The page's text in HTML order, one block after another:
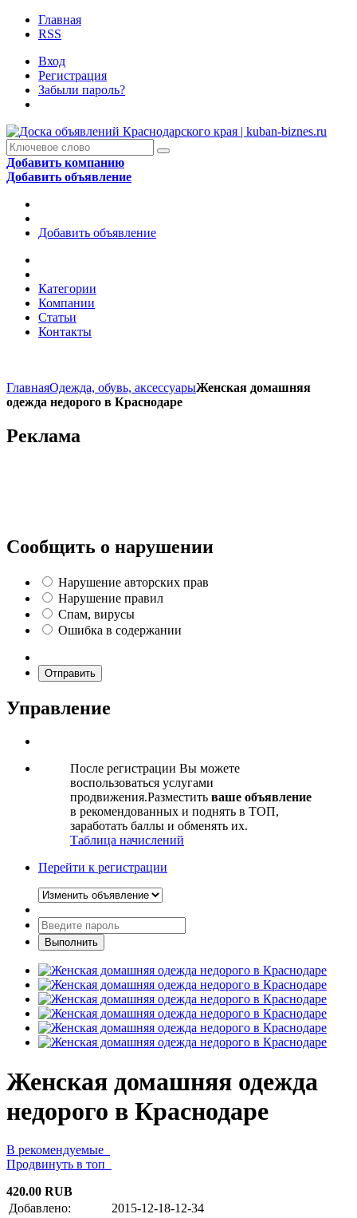
Главная
RSS
Вход
Регистрация
Забыли пароль?
Добавить компанию
Добавить объявление
Добавить объявление
Категории
Компании
Статьи
Контакты
ГлавнаяОдежда, обувь, аксессуарыЖенская домашняя
одежда недорого в Краснодаре
Реклама
Сообщить о нарушении
Нарушение авторских прав
Нарушение правил
Спам, вирусы
Ошибка в содержании
Отправить
Управление
После регистрации Вы можете
воспользоваться услугами
продвижения.Разместить ваше объявление
в рекомендованных и поднять в ТОП,
заработать баллы и обменять их.
Таблица начислений
Перейти к регистрации
Женская домашняя одежда
недорого в Краснодаре
В рекомендуемые
Продвинуть в топ
420.00 RUB
Добавлено:
2015-12-18-12-34